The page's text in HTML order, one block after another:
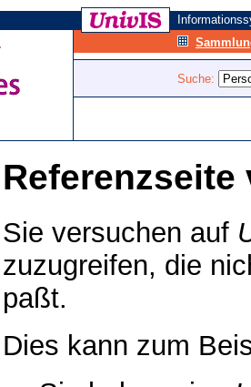
Suche:
Referenzseite
Sie versuchen auf
zuzugreifen, die
paßt.
Dies kann zum